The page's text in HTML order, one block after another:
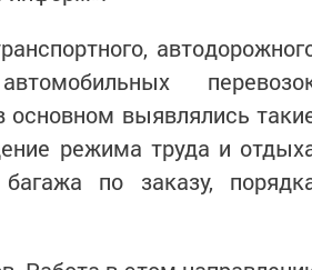
основном выявлялись
режима труда и
по заказу,